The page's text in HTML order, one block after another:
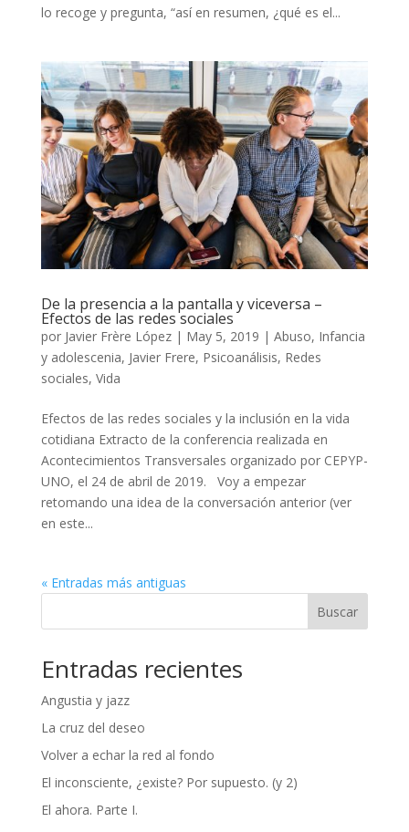
lo recoge y pregunta, “así en resumen, ¿qué es el...
De la presencia a la pantalla y viceversa –
Efectos de las redes sociales
por Javier Frère López| May 5, 2019 | Abuso, Infancia
y adolescenia, Javier Frere, Psicoanálisis, Redes
sociales, Vida
Efectos de las redes sociales y la inclusión en la vida
cotidiana Extracto de la conferencia realizada en
Acontecimientos Transversales organizado por CEPYP-
UNO, el 24 de abril de 2019. Voy a empezar
retomando una idea de la conversación anterior (ver
en este...
« Entradas más antiguas
Buscar
Entradas recientes
Angustia y jazz
La cruz del deseo
Volver a echar la red al fondo
El inconsciente, ¿existe? Por supuesto. (y 2)
El ahora. Parte I.